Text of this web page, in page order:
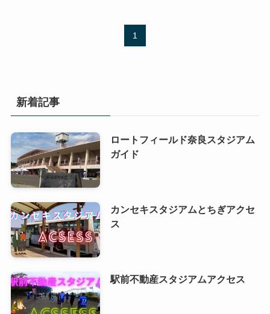
1
新着記事
ロートフィールド奈良スタジアム
ガイド
カンセキスタジアムとちぎアクセ
ス
駅前不動産スタジアムアクセス